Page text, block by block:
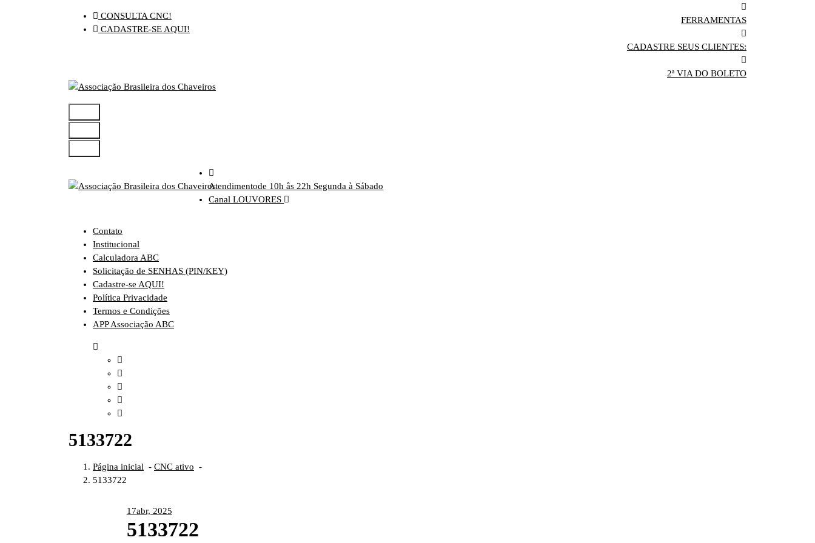
CONSULTA CNC!
CADASTRE-SE AQUI!
FERRAMENTAS
CADASTRE SEUS CLIENTES:
2ª VIA DO BOLETO
Atendimentode 10h âs 22h Segunda à Sábado
Canal LOUVORES
Contato
Institucional
Calculadora ABC
Solicitação de SENHAS (PIN/KEY)
Cadastre-se AQUI!
Política Privacidade
Termos e Condições
APP Associação ABC
5133722
Página inicial - CNC ativo -
5133722
17abr, 2025
5133722